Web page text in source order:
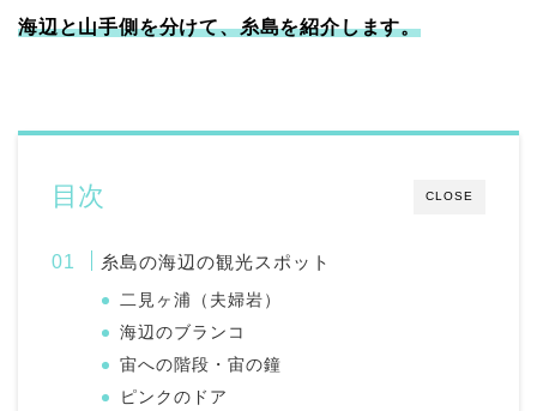
海辺と山手側を分けて、糸島を紹介します。
CLOSE
目次
糸島の海辺の観光スポット
二見ヶ浦（夫婦岩）
海辺のブランコ
宙への階段・宙の鐘
ピンクのドア